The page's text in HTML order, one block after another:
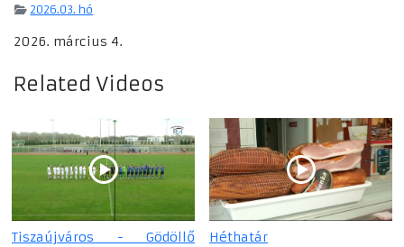
2026.03. hó
2026. március 4.
Related Videos
Tiszaújváros - Gödöllő
Héthatár